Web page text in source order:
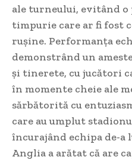
ale turneului, evitând
timpurie care ar fi fost
rușine. Performanța
demonstrând un
și tinerete, cu jucători
în momente cheie ale
sărbătorită cu
care au umplut
încurajând echipa de-
Anglia a arătat că are